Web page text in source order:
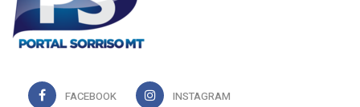
FACEBOOK INSTAGRAM